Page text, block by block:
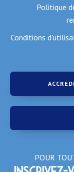
Politique
Conditions
POUR